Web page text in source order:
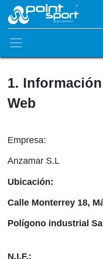
1.
Web
Empresa:
Anzamar S.L
Ubicación:
Calle Monterrey 18,
Polígono industrial
N.I.F.: